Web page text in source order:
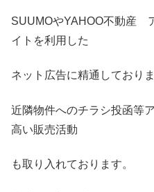
SUUMOやYAHOO不動産
イトを利用した
ネット広告に精通しておりま
近隣物件へのチラシ投函等
高い販売活動
も取り入れております。